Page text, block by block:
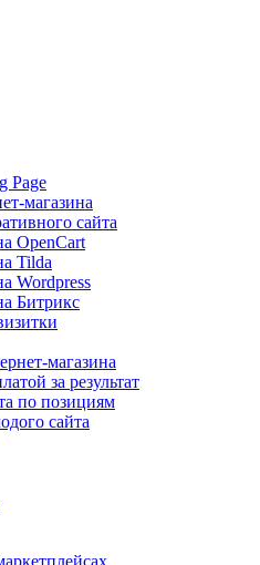
Page
магазина
сайта
OpenCart
Tilda
Wordpress
Битрикс
магазина
за результат
по позициям
сайта